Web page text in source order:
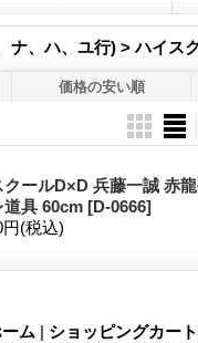
ナ、ハ、ユ行) > ハイス
価格の安い順
クールD×D 兵藤一誠 赤
道具 60cm [D-0666]
円(税込)
ム | ショッピングカート